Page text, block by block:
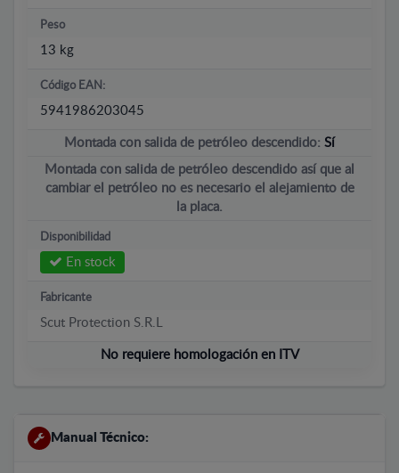
Peso
13 kg
Código EAN:
5941986203045
Montada con salida de petróleo descendido: Sí
Montada con salida de petróleo descendido así que al
cambiar el petróleo no es necesario el alejamiento de
la placa.
Disponibilidad
En stock
Fabricante
Scut Protection S.R.L
No requiere homologación en ITV
Manual Técnico: